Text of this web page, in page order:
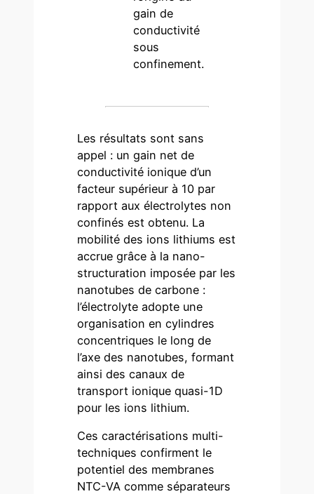
gain de
conductivité
sous
confinement.
Les résultats sont sans
appel : un gain net de
conductivité ionique d’un
facteur supérieur à 10 par
rapport aux électrolytes non
confinés est obtenu. La
mobilité des ions lithiums est
accrue grâce à la nano-
structuration imposée par les
nanotubes de carbone :
l’électrolyte adopte une
organisation en cylindres
concentriques le long de
l’axe des nanotubes, formant
ainsi des canaux de
transport ionique quasi-1D
pour les ions lithium.
Ces caractérisations multi-
techniques confirment le
potentiel des membranes
NTC-VA comme séparateurs